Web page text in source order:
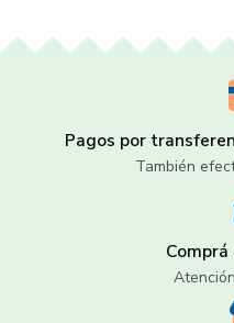
Pagos por
También